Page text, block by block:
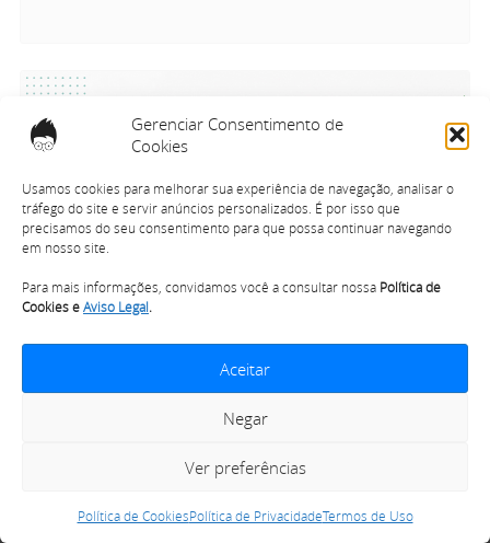
Gerenciar Consentimento de
Cookies
Usamos cookies para melhorar sua experiência de navegação, analisar o
tráfego do site e servir anúncios personalizados. É por isso que
precisamos do seu consentimento para que possa continuar navegando
em nosso site.
Para mais informações, convidamos você a consultar nossa Política de
Cookies eAviso Legal.
Aceitar
Negar
Ver preferências
Política de CookiesPolítica de PrivacidadeTermos de Uso
O Que É Mercado Financeiro